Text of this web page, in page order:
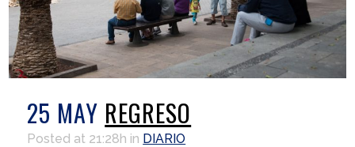
25 MAY REGRESO
Posted at 21:28h in DIARIO